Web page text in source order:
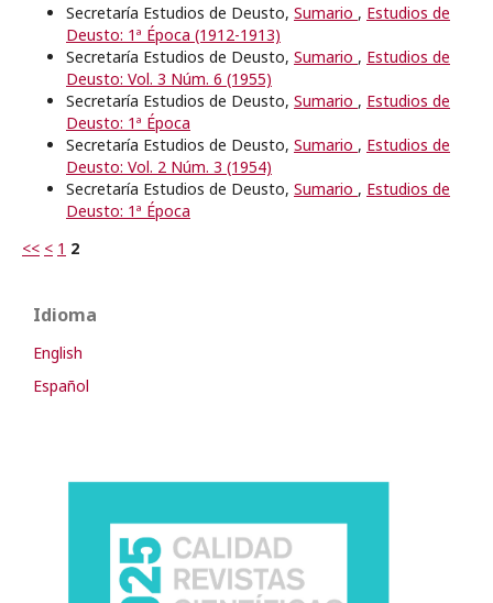
Secretaría Estudios de Deusto, Sumario , Estudios de
Deusto: 1ª Época (1912-1913)
Secretaría Estudios de Deusto, Sumario , Estudios de
Deusto: Vol. 3 Núm. 6 (1955)
Secretaría Estudios de Deusto, Sumario , Estudios de
Deusto: 1ª Época
Secretaría Estudios de Deusto, Sumario , Estudios de
Deusto: Vol. 2 Núm. 3 (1954)
Secretaría Estudios de Deusto, Sumario , Estudios de
Deusto: 1ª Época
<< < 1 2
Idioma
English
Español